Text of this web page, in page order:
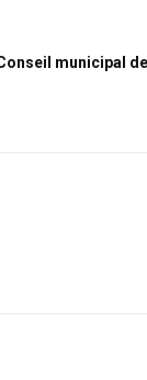
municipal